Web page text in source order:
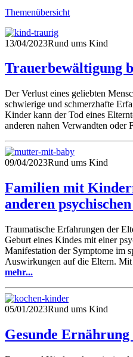
Themenübersicht
13/04/2023Rund ums Kind
Trauerbewältigung
Der Verlust eines geliebten
schwierige und schmerzhafte
Kinder kann der Tod eines
anderen nahen Verwandten oder
09/04/2023Rund ums Kind
Familien mit
anderen
Traumatische Erfahrungen der
Geburt eines Kindes mit einer
Manifestation der Symptome im
Auswirkungen auf die Eltern.
mehr...
05/01/2023Rund ums Kind
Gesunde